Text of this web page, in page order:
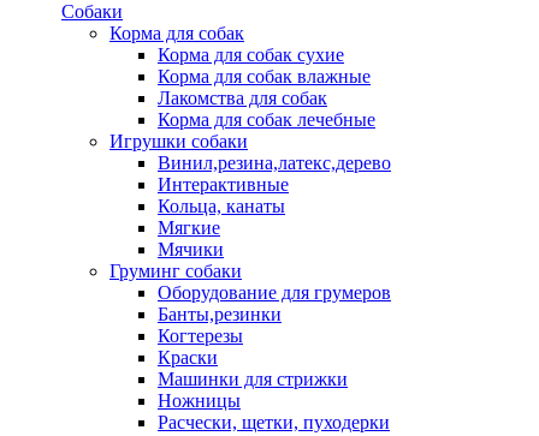
Собаки
Корма для собак
Корма для собак сухие
Корма для собак влажные
Лакомства для собак
Корма для собак лечебные
Игрушки собаки
Винил,резина,латекс,дерево
Интерактивные
Кольца, канаты
Мягкие
Мячики
Груминг собаки
Оборудование для грумеров
Банты,резинки
Когтерезы
Краски
Машинки для стрижки
Ножницы
Расчески, щетки, пуходерки